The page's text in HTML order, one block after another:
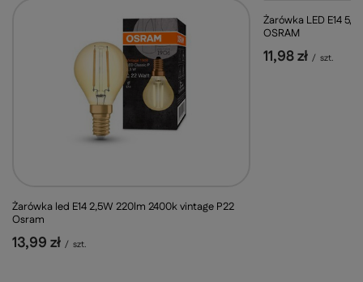
Żarówka led E14 2,5W 220lm 2400k vintage P22
Osram
13,99 zł / szt.
Żarówka LED E14
OSRAM
11,98 zł / szt.